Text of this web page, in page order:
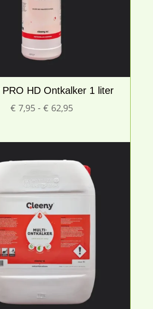
PRO HD Ontkalker 1 liter
€ 7,95 - € 62,95Prijsklasse: